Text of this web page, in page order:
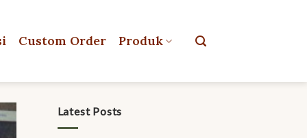
Custom Order Produk
Latest Posts